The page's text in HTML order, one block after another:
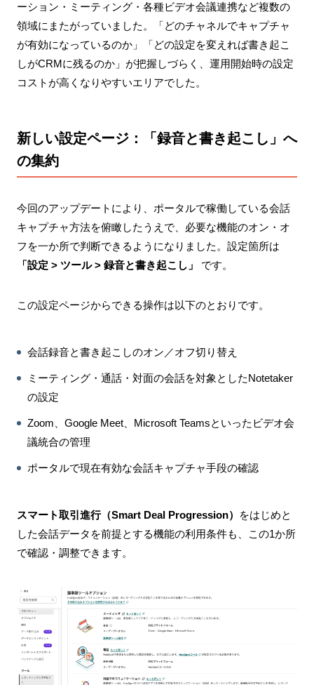
ーション・ミーティング・各種ビデオ会議連携など複数の
領域にまたがっていました。「どのチャネルでキャプチャ
が有効になっているのか」「どの設定を変えれば書き起こ
しがCRMに残るのか」が把握しづらく、運用開始時の設定
コストが高くなりやすいエリアでした。
新しい設定ページ：「録音と書き起こし」へ
の集約
今回のアップデートにより、ポータルで稼働している会話
キャプチャ方法を俯瞰したうえで、必要な機能のオン・オ
フを一か所で判断できるようになりました。設定箇所は
「設定 > ツール > 録音と書き起こし」
です。
この設定ページからできる操作は以下のとおりです。
会話録音と書き起こしのオン／オフ切り替え
ミーティング・通話・対面の会話を対象としたNotetaker
の設定
Zoom、Google Meet、Microsoft Teamsといったビデオ会
議統合の管理
ポータルで現在有効な会話キャプチャ手段の確認
スマート取引進行（Smart Deal Progression）
をはじめと
した会話データを前提とする機能の利用条件も、この1か所
で確認・調整できます。